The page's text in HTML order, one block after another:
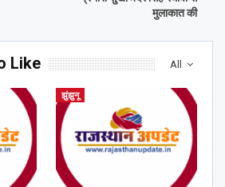
मुलाकात की
All
Like
झुंझुनू